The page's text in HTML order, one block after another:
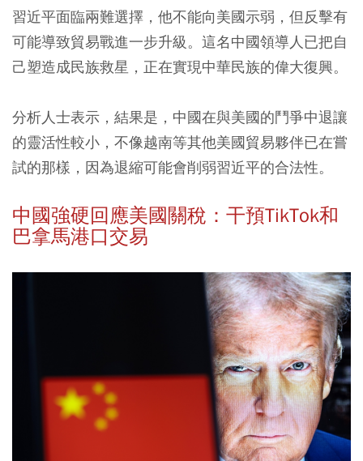
習近平面臨兩難選擇，他不能向美國示弱，但反擊有
可能導致貿易戰進一步升級。這名中國領導人已把自
己塑造成民族救星，正在實現中華民族的偉大復興。
分析人士表示，結果是，中國在與美國的鬥爭中退讓
的靈活性較小，不像越南等其他美國貿易夥伴已在嘗
試的那樣，因為退縮可能會削弱習近平的合法性。
中國強硬回應美國關稅：干預TikTok和
巴拿馬港口交易